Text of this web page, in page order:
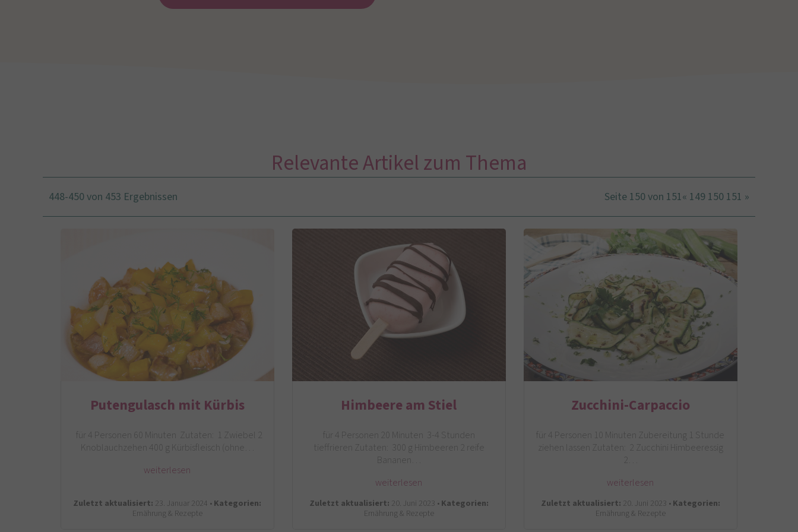
Relevante Artikel zum Thema
448-450 von 453 Ergebnissen Seite 150 von 151« 149 150 151 »
Putengulasch mit Kürbis
für 4 Personen 60 Minuten Zutaten: 1 Zwiebel 2
Knoblauchzehen 400 g Kürbisfleisch (ohne…
weiterlesen
Zuletzt aktualisiert: 23. Januar 2024 •Kategorien:
Ernährung & Rezepte
Himbeere am Stiel
für 4 Personen 20 Minuten 3-4 Stunden
tieffrieren Zutaten: 300 g Himbeeren 2 reife
Bananen…
weiterlesen
Zuletzt aktualisiert: 20. Juni 2023 •Kategorien:
Ernährung & Rezepte
Zucchini-Carpaccio
für 4 Personen 10 Minuten Zubereitung 1 Stunde
ziehen lassen Zutaten: 2 Zucchini Himbeeressig
weiterlesen
Zuletzt aktualisiert: 20. Juni 2023 •Kategorien:
Ernährung & Rezepte